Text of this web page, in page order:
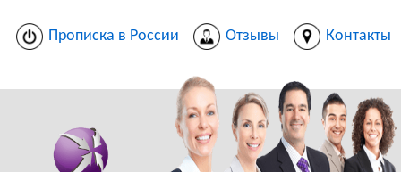
Прописка в России Отзывы Контакты